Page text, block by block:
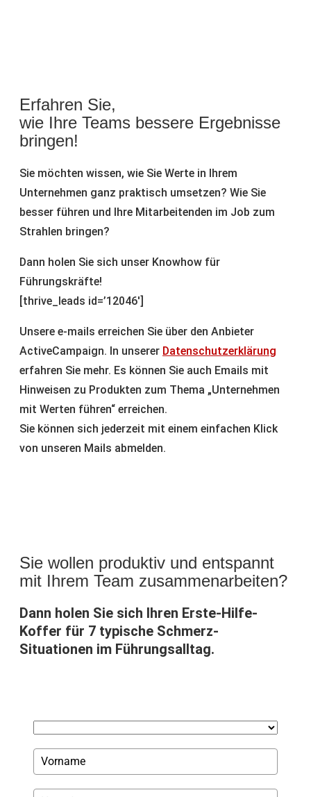
Erfahren Sie,
wie Ihre Teams bessere Ergebnisse
bringen!
Sie möchten wissen, wie Sie Werte in Ihrem
Unternehmen ganz praktisch umsetzen? Wie Sie
besser führen und Ihre Mitarbeitenden im Job zum
Strahlen bringen?
Dann holen Sie sich unser Knowhow für
Führungskräfte!
[thrive_leads id=’12046′]
Unsere e-mails erreichen Sie über den Anbieter
ActiveCampaign. In unserer Datenschutzerklärung
erfahren Sie mehr. Es können Sie auch Emails mit
Hinweisen zu Produkten zum Thema „Unternehmen
mit Werten führen“ erreichen.
Sie können sich jederzeit mit einem einfachen Klick
von unseren Mails abmelden.
Sie wollen produktiv und entspannt
mit Ihrem Team zusammenarbeiten?
Dann holen Sie sich Ihren Erste-Hilfe-
Koffer für 7 typische Schmerz-
Situationen im Führungsalltag.